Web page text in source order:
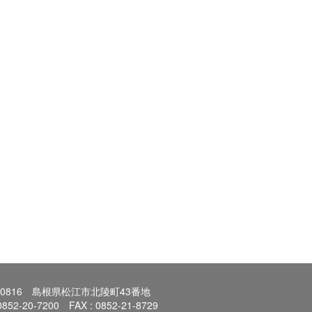
島根県松江市北陵町43番地
20-7200 FAX : 0852-21-8729